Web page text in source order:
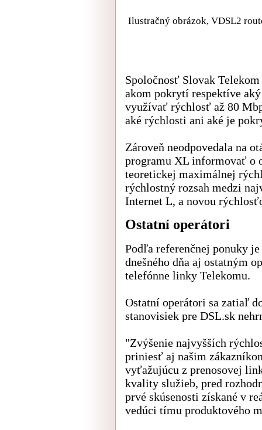
Ilustračný obrázok, VDSL2
Spoločnosť Slovak
akom pokrytí respektíve
využívať rýchlosť až 80
aké rýchlosti ani aké je
Zároveň neodpovedala na
programu XL informovať o
teoretickej maximálnej
rýchlostný rozsah medzi
Internet L, a novou
Ostatní operátori
Podľa referenčnej ponuky
dnešného dňa aj ostatným
telefónne linky Telekomu.
Ostatní operátori sa zatiaľ
stanovisiek pre DSL.sk
"Zvýšenie najvyšších
priniesť aj našim
vyťažujúcu z prenosovej
kvality služieb, pred
prvé skúsenosti získané v
vedúci tímu produktového